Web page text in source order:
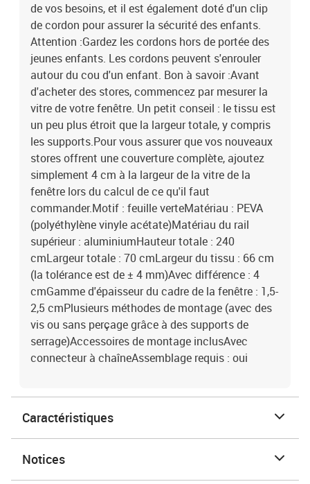
de vos besoins, et il est également doté d'un clip
de cordon pour assurer la sécurité des enfants.
Attention :Gardez les cordons hors de portée des
jeunes enfants. Les cordons peuvent s'enrouler
autour du cou d'un enfant. Bon à savoir :Avant
d'acheter des stores, commencez par mesurer la
vitre de votre fenêtre. Un petit conseil : le tissu est
un peu plus étroit que la largeur totale, y compris
les supports.Pour vous assurer que vos nouveaux
stores offrent une couverture complète, ajoutez
simplement 4 cm à la largeur de la vitre de la
fenêtre lors du calcul de ce qu'il faut
commander.Motif : feuille verteMatériau : PEVA
(polyéthylène vinyle acétate)Matériau du rail
supérieur : aluminiumHauteur totale : 240
cmLargeur totale : 70 cmLargeur du tissu : 66 cm
(la tolérance est de ± 4 mm)Avec différence : 4
cmGamme d'épaisseur du cadre de la fenêtre : 1,5-
2,5 cmPlusieurs méthodes de montage (avec des
vis ou sans perçage grâce à des supports de
serrage)Accessoires de montage inclusAvec
connecteur à chaîneAssemblage requis : oui
Caractéristiques
Notices